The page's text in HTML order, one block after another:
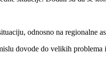
odnosno na regionalne
dovode do velikih